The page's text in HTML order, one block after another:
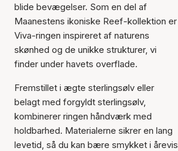
blide bevægelser. Som en del af
Maanestens ikoniske Reef-kollektion er
Viva-ringen inspireret af naturens
skønhed og de unikke strukturer, vi
finder under havets overflade.
Fremstillet i ægte sterlingsølv eller
belagt med forgyldt sterlingsølv,
kombinerer ringen håndværk med
holdbarhed. Materialerne sikrer en lang
levetid, så du kan bære smykket i årevis